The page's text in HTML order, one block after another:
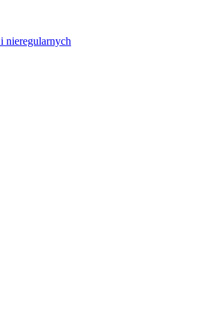
nieregularnych